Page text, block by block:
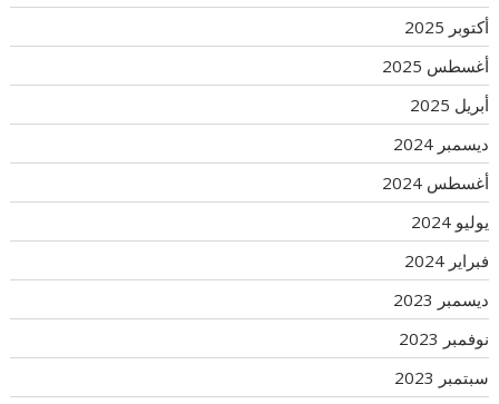
أكتوبر 2025
أغسطس 2025
أبريل 2025
ديسمبر 2024
أغسطس 2024
يوليو 2024
فبراير 2024
ديسمبر 2023
نوفمبر 2023
سبتمبر 2023